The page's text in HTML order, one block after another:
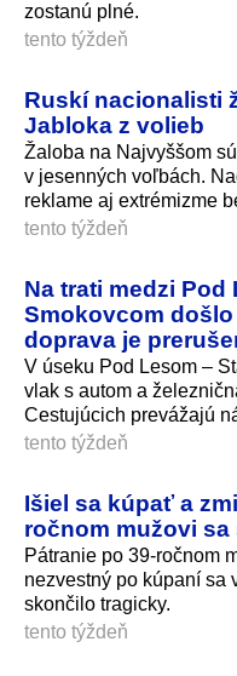
zostanú plné.
tento týždeň
Ruskí nacionalisti
Jabloka z volieb
Žaloba na Najvyššom
v jesenných voľbách.
reklame aj extrémizme
tento týždeň
Na trati medzi Pod
Smokovcom
doprava je
V úseku Pod Lesom –
vlak s autom a
Cestujúcich prevážajú
tento týždeň
Išiel sa kúpať a
ročnom mužovi
Pátranie po 39-ročnom
nezvestný po kúpaní sa
skončilo tragicky.
tento týždeň